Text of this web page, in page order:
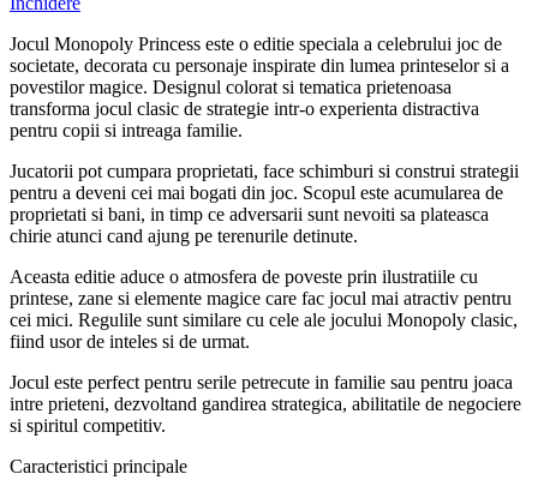
Jocul Monopoly Princess este o editie speciala a celebrului joc de
societate, decorata cu personaje inspirate din lumea printeselor si a
povestilor magice. Designul colorat si tematica prietenoasa
transforma jocul clasic de strategie intr-o experienta distractiva
pentru copii si intreaga familie.
Jucatorii pot cumpara proprietati, face schimburi si construi strategii
pentru a deveni cei mai bogati din joc. Scopul este acumularea de
proprietati si bani, in timp ce adversarii sunt nevoiti sa plateasca
chirie atunci cand ajung pe terenurile detinute.
Aceasta editie aduce o atmosfera de poveste prin ilustratiile cu
printese, zane si elemente magice care fac jocul mai atractiv pentru
cei mici. Regulile sunt similare cu cele ale jocului Monopoly clasic,
fiind usor de inteles si de urmat.
Jocul este perfect pentru serile petrecute in familie sau pentru joaca
intre prieteni, dezvoltand gandirea strategica, abilitatile de negociere
si spiritul competitiv.
Caracteristici principale